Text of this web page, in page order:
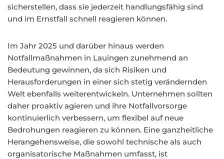
sicherstellen, dass sie jederzeit handlungsfähig sind
und im Ernstfall schnell reagieren können.
Im Jahr 2025 und darüber hinaus werden
Notfallmaßnahmen in Lauingen zunehmend an
Bedeutung gewinnen, da sich Risiken und
Herausforderungen in einer sich stetig verändernden
Welt ebenfalls weiterentwickeln. Unternehmen sollten
daher proaktiv agieren und ihre Notfallvorsorge
kontinuierlich verbessern, um flexibel auf neue
Bedrohungen reagieren zu können. Eine ganzheitliche
Herangehensweise, die sowohl technische als auch
organisatorische Maßnahmen umfasst, ist